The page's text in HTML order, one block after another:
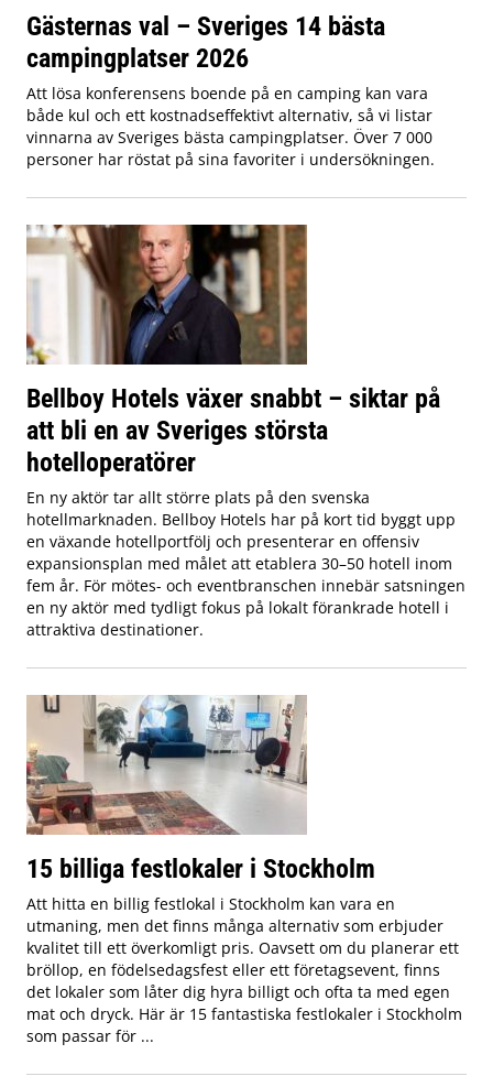
Gästernas val – Sveriges 14 bästa
campingplatser 2026
Att lösa konferensens boende på en camping kan vara
både kul och ett kostnadseffektivt alternativ, så vi listar
vinnarna av Sveriges bästa campingplatser. Över 7 000
personer har röstat på sina favoriter i undersökningen.
Bellboy Hotels växer snabbt – siktar på
att bli en av Sveriges största
hotelloperatörer
En ny aktör tar allt större plats på den svenska
hotellmarknaden. Bellboy Hotels har på kort tid byggt upp
en växande hotellportfölj och presenterar en offensiv
expansionsplan med målet att etablera 30–50 hotell inom
fem år. För mötes- och eventbranschen innebär satsningen
en ny aktör med tydligt fokus på lokalt förankrade hotell i
attraktiva destinationer.
15 billiga festlokaler i Stockholm
Att hitta en billig festlokal i Stockholm kan vara en
utmaning, men det finns många alternativ som erbjuder
kvalitet till ett överkomligt pris. Oavsett om du planerar ett
bröllop, en födelsedagsfest eller ett företagsevent, finns
det lokaler som låter dig hyra billigt och ofta ta med egen
mat och dryck. Här är 15 fantastiska festlokaler i Stockholm
som passar för ...